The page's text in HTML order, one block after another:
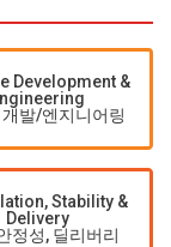
Development &
발/엔지니어링
Stability &
Delivery
정성, 딜리버리